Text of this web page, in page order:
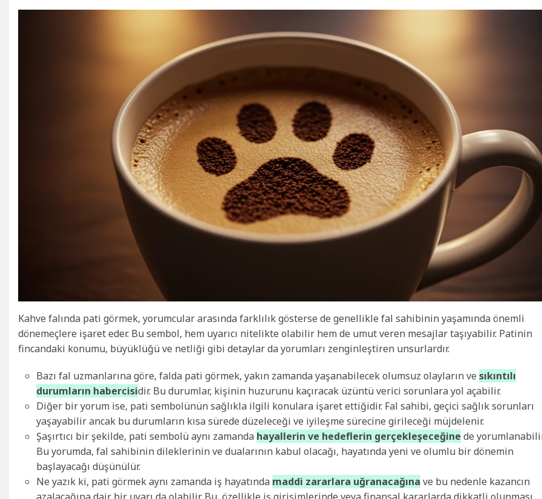
Kahve falında pati görmek, yorumcular arasında farklılık gösterse de genellikle fal sahibinin yaşamında önemli
dönemeçlere işaret eder. Bu sembol, hem uyarıcı nitelikte olabilir hem de umut veren mesajlar taşıyabilir. Patinin
fincandaki konumu, büyüklüğü ve netliği gibi detaylar da yorumları zenginleştiren unsurlardır.
Bazı fal uzmanlarına göre, falda pati görmek, yakın zamanda yaşanabilecek olumsuz olayların ve sıkıntılı
durumların habercisidir. Bu durumlar, kişinin huzurunu kaçıracak üzüntü verici sorunlara yol açabilir.
Diğer bir yorum ise, pati sembolünün sağlıkla ilgili konulara işaret ettiğidir. Fal sahibi, geçici sağlık sorunları
yaşayabilir ancak bu durumların kısa sürede düzeleceği ve iyileşme sürecine girileceği müjdelenir.
Şaşırtıcı bir şekilde, pati sembolü aynı zamanda hayallerin ve hedeflerin gerçekleşeceğine de
Bu yorumda, fal sahibinin dileklerinin ve dualarının kabul olacağı, hayatında yeni ve olumlu bir dönemin
başlayacağı düşünülür.
Ne yazık ki, pati görmek aynı zamanda iş hayatında maddi zararlara uğranacağına ve bu nedenle kazancın